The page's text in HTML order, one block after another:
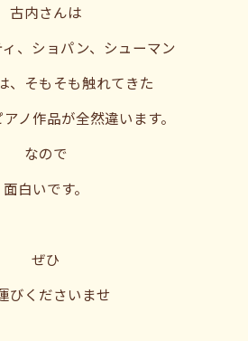
古内さんは
、ショパン、シューマン
、そもそも触れてきた
ノ作品が全然違います。
なので
面白いです。
ぜひ
びくださいませ